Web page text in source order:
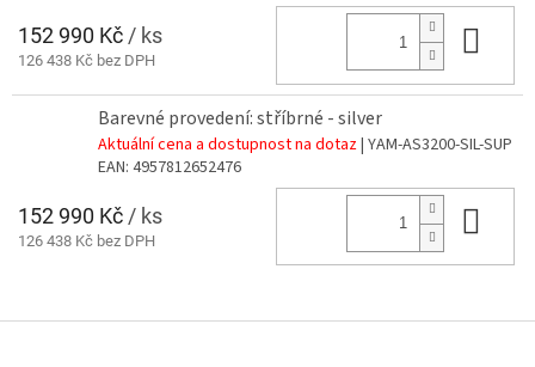
152 990 Kč / ks
126 438 Kč bez DPH
Barevné provedení: stříbrné - silver
Aktuální cena a dostupnost na dotaz| YAM-AS3200-SIL-SUP
EAN: 4957812652476
152 990 Kč / ks
126 438 Kč bez DPH